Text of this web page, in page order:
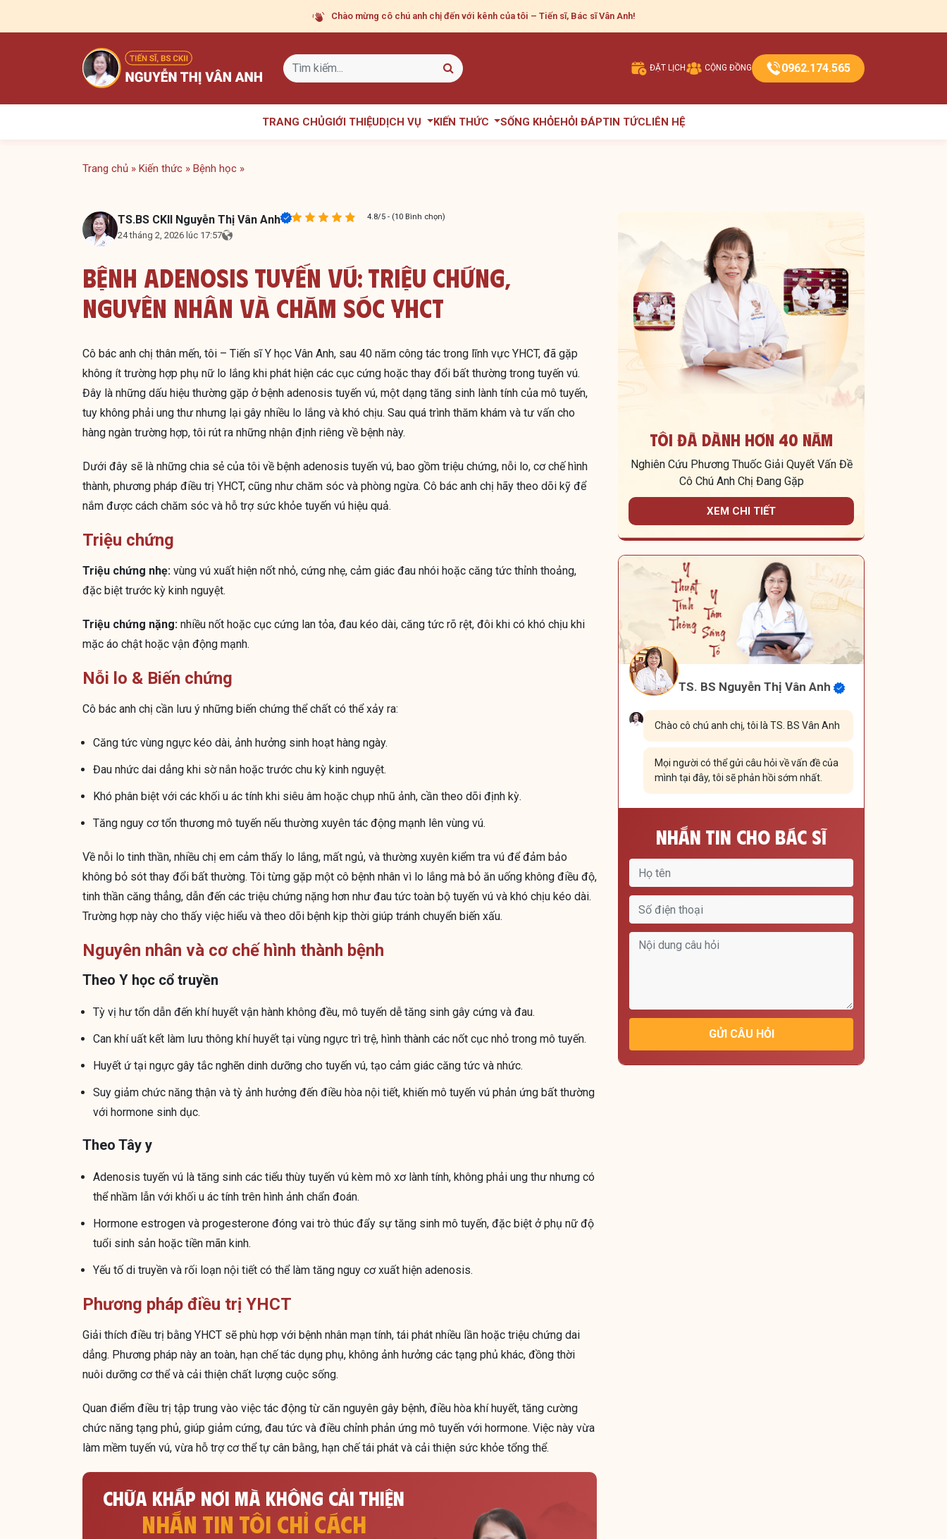
Chào mừng cô chú anh chị đến với kênh của tôi – Tiến sĩ, Bác sĩ Vân Anh!
ĐẶT LỊCH CỘNG ĐỒNG 0962.174.565
TRANG CHỦGIỚI THIỆUDỊCH VỤ KIẾN THỨC SỐNG KHỎEHỎI ĐÁPTIN TỨCLIÊN HỆ
Trang chủ » Kiến thức » Bệnh học »
TS.BS CKII Nguyễn Thị Vân Anh
24 tháng 2, 2026 lúc 17:57
4.8/5 - (10 Bình chọn)
Bệnh Adenosis Tuyến Vú: Triệu Chứng,
Nguyên Nhân Và Chăm Sóc YHCT
Cô bác anh chị thân mến, tôi – Tiến sĩ Y học Vân Anh, sau 40 năm công tác trong lĩnh vực YHCT, đã gặp
không ít trường hợp phụ nữ lo lắng khi phát hiện các cục cứng hoặc thay đổi bất thường trong tuyến vú.
Đây là những dấu hiệu thường gặp ở bệnh adenosis tuyến vú, một dạng tăng sinh lành tính của mô tuyến,
tuy không phải ung thư nhưng lại gây nhiều lo lắng và khó chịu. Sau quá trình thăm khám và tư vấn cho
hàng ngàn trường hợp, tôi rút ra những nhận định riêng về bệnh này.
Dưới đây sẽ là những chia sẻ của tôi về bệnh adenosis tuyến vú, bao gồm triệu chứng, nỗi lo, cơ chế hình
thành, phương pháp điều trị YHCT, cũng như chăm sóc và phòng ngừa. Cô bác anh chị hãy theo dõi kỹ để
nắm được cách chăm sóc và hỗ trợ sức khỏe tuyến vú hiệu quả.
Triệu chứng
Triệu chứng nhẹ: vùng vú xuất hiện nốt nhỏ, cứng nhẹ, cảm giác đau nhói hoặc căng tức thỉnh thoảng,
đặc biệt trước kỳ kinh nguyệt.
Triệu chứng nặng: nhiều nốt hoặc cục cứng lan tỏa, đau kéo dài, căng tức rõ rệt, đôi khi có khó chịu khi
mặc áo chật hoặc vận động mạnh.
Nỗi lo & Biến chứng
Cô bác anh chị cần lưu ý những biến chứng thể chất có thể xảy ra:
Căng tức vùng ngực kéo dài, ảnh hưởng sinh hoạt hàng ngày.
Đau nhức dai dẳng khi sờ nắn hoặc trước chu kỳ kinh nguyệt.
Khó phân biệt với các khối u ác tính khi siêu âm hoặc chụp nhũ ảnh, cần theo dõi định kỳ.
Tăng nguy cơ tổn thương mô tuyến nếu thường xuyên tác động mạnh lên vùng vú.
Về nỗi lo tinh thần, nhiều chị em cảm thấy lo lắng, mất ngủ, và thường xuyên kiểm tra vú để đảm bảo
không bỏ sót thay đổi bất thường. Tôi từng gặp một cô bệnh nhân vì lo lắng mà bỏ ăn uống không điều độ,
tinh thần căng thẳng, dẫn đến các triệu chứng nặng hơn như đau tức toàn bộ tuyến vú và khó chịu kéo dài.
Trường hợp này cho thấy việc hiểu và theo dõi bệnh kịp thời giúp tránh chuyển biến xấu.
Nguyên nhân và cơ chế hình thành bệnh
Theo Y học cổ truyền
Tỳ vị hư tổn dẫn đến khí huyết vận hành không đều, mô tuyến dễ tăng sinh gây cứng và đau.
Can khí uất kết làm lưu thông khí huyết tại vùng ngực trì trệ, hình thành các nốt cục nhỏ trong mô tuyến.
Huyết ứ tại ngực gây tắc nghẽn dinh dưỡng cho tuyến vú, tạo cảm giác căng tức và nhức.
Suy giảm chức năng thận và tỳ ảnh hưởng đến điều hòa nội tiết, khiến mô tuyến vú phản ứng bất thường
với hormone sinh dục.
Theo Tây y
Adenosis tuyến vú là tăng sinh các tiểu thùy tuyến vú kèm mô xơ lành tính, không phải ung thư nhưng có
thể nhầm lẫn với khối u ác tính trên hình ảnh chẩn đoán.
Hormone estrogen và progesterone đóng vai trò thúc đẩy sự tăng sinh mô tuyến, đặc biệt ở phụ nữ độ
tuổi sinh sản hoặc tiền mãn kinh.
Yếu tố di truyền và rối loạn nội tiết có thể làm tăng nguy cơ xuất hiện adenosis.
Phương pháp điều trị YHCT
Giải thích điều trị bằng YHCT sẽ phù hợp với bệnh nhân mạn tính, tái phát nhiều lần hoặc triệu chứng dai
dẳng. Phương pháp này an toàn, hạn chế tác dụng phụ, không ảnh hưởng các tạng phủ khác, đồng thời
nuôi dưỡng cơ thể và cải thiện chất lượng cuộc sống.
Quan điểm điều trị tập trung vào việc tác động từ căn nguyên gây bệnh, điều hòa khí huyết, tăng cường
chức năng tạng phủ, giúp giảm cứng, đau tức và điều chỉnh phản ứng mô tuyến với hormone. Việc này vừa
làm mềm tuyến vú, vừa hỗ trợ cơ thể tự cân bằng, hạn chế tái phát và cải thiện sức khỏe tổng thể.
CHỮA KHẮP NƠI MÀ KHÔNG CẢI THIỆN
NHẮN TIN TÔI CHỈ CÁCH
Tôi Đã Dành Hơn 40 Năm
Nghiên Cứu Phương Thuốc Giải Quyết Vấn Đề
Cô Chú Anh Chị Đang Gặp
XEM CHI TIẾT
TS. BS Nguyễn Thị Vân Anh
Chào cô chú anh chị, tôi là TS. BS Vân Anh
Mọi người có thể gửi câu hỏi về vấn đề của
mình tại đây, tôi sẽ phản hồi sớm nhất.
Nhắn Tin Cho Bác Sĩ
GỬI CÂU HỎI